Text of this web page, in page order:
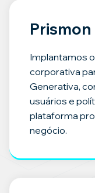
Implantamos
corporativa
Generativa,
usuários e
plataforma
negócio.